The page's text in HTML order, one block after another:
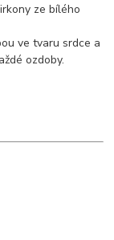
ze bílého
ve tvaru srdce a
ozdoby.